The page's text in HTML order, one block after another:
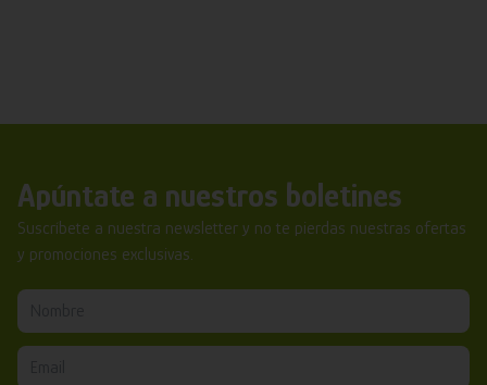
Apúntate a nuestros boletines
Suscríbete a nuestra newsletter y no te pierdas nuestras ofertas
y promociones exclusivas.